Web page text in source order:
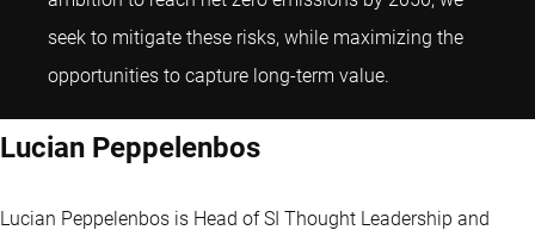
seek to mitigate these risks, while maximizing the
opportunities to capture long-term value.
Lucian Peppelenbos
Lucian Peppelenbos is Head of SI Thought Leadership and